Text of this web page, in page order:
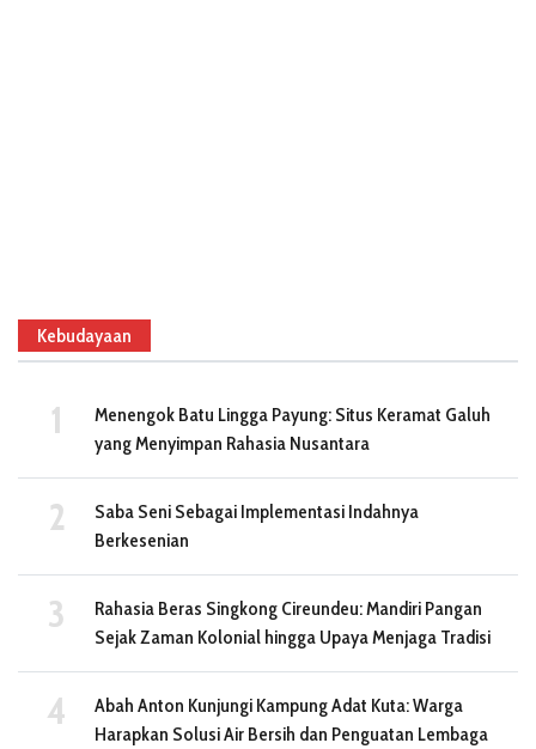
Kebudayaan
Menengok Batu Lingga Payung: Situs Keramat Galuh
yang Menyimpan Rahasia Nusantara
Saba Seni Sebagai Implementasi Indahnya
Berkesenian
Rahasia Beras Singkong Cireundeu: Mandiri Pangan
Sejak Zaman Kolonial hingga Upaya Menjaga Tradisi
Abah Anton Kunjungi Kampung Adat Kuta: Warga
Harapkan Solusi Air Bersih dan Penguatan Lembaga